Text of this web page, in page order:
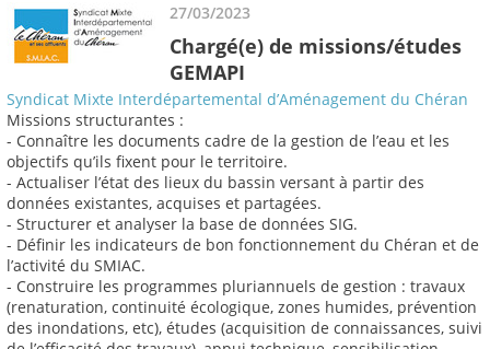
27/03/2023
Chargé(e) de missions/études
GEMAPI
Syndicat Mixte Interdépartemental d’Aménagement du Chéran
Missions structurantes :
- Connaître les documents cadre de la gestion de l’eau et les
objectifs qu’ils fixent pour le territoire.
- Actualiser l’état des lieux du bassin versant à partir des
données existantes, acquises et partagées.
- Structurer et analyser la base de données SIG.
- Définir les indicateurs de bon fonctionnement du Chéran et de
l’activité du SMIAC.
- Construire les programmes pluriannuels de gestion : travaux
(renaturation, continuité écologique, zones humides, prévention
des inondations, etc), études (acquisition de connaissances, suivi